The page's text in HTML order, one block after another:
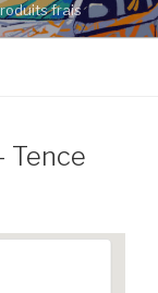
frais
Tence